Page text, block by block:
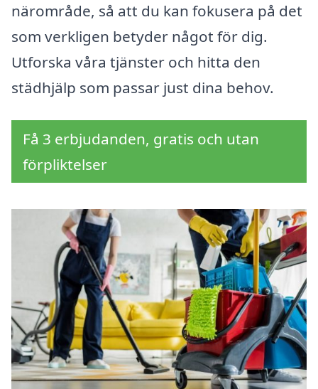
närområde, så att du kan fokusera på det
som verkligen betyder något för dig.
Utforska våra tjänster och hitta den
städhjälp som passar just dina behov.
Få 3 erbjudanden, gratis och utan
förpliktelser